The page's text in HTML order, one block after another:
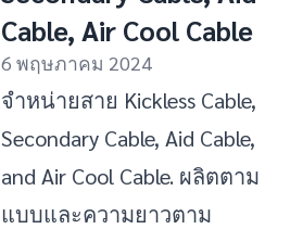
Cable, Air Cool Cable
6 พฤษภาคม 2024
จำหน่ายสาย Kickless Cable,
Secondary Cable, Aid Cable,
and Air Cool Cable. ผลิตตาม
แบบและความยาวตาม